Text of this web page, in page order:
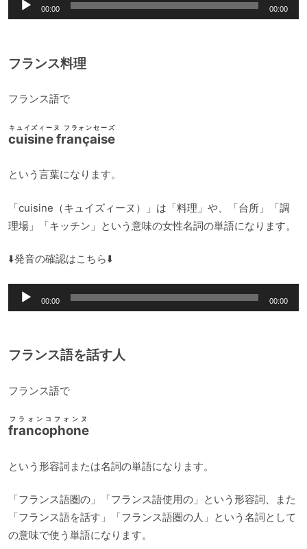
声
レ
ヤ
00:00 00:00
フランス料理
フランス語で
cuisine française
キュイズィーヌ フラォンセーズ
という言葉になります。
「cuisine（キュイズィーヌ）」は「料理」や、「台所」「調
理場」「キッチン」という意味の女性名詞の単語になります。
⬇️発音の確認はこちら⬇️
声
レ
ヤ
00:00 00:00
フランス語を話す人
フランス語で
francophone
フラォンコフォンヌ
という形容詞または名詞の単語になります。
「フランス語圏の」「フランス語使用の」という形容詞、また
「フランス語を話す」「フランス語圏の人」という名詞として
の意味で使う単語になります。